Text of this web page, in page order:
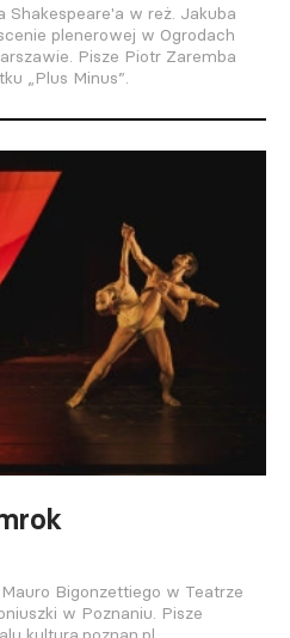
Shakespeare'a w reż. Jakuba
plenerowej w Ogrodach
Pisze Piotr Zaremba
„Plus Minus”.
Mauro Bigonzettiego w Teatrze
w Poznaniu. Pisze